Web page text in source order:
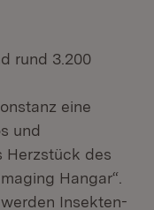
rund 3.200
eine
und
Herzstück des
Hangar“.
Insekten-